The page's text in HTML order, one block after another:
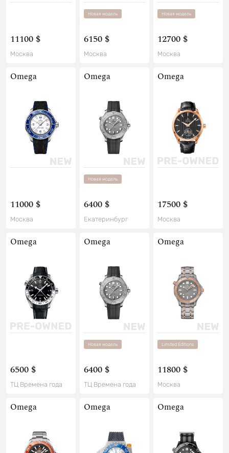
11100 $
Москва
Новая модель
6150 $
Москва
Новая модель
12700 $
Москва
Omega
11000 $
Москва
Omega
Новая модель
6400 $
Екатеринбург
Omega
17500 $
Москва
Omega
6500 $
ТЦ Времена года
Omega
Новая модель
6400 $
ТЦ Времена года
Omega
Limited Editions
11800 $
Москва
Omega Omega Omega